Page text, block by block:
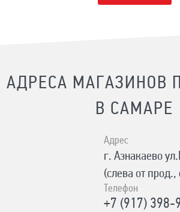
АДРЕСА МАГАЗИНОВ
В САМАРЕ
Адрес
г. Азнакаево
(слева от
Телефон
+7 (917) 398-